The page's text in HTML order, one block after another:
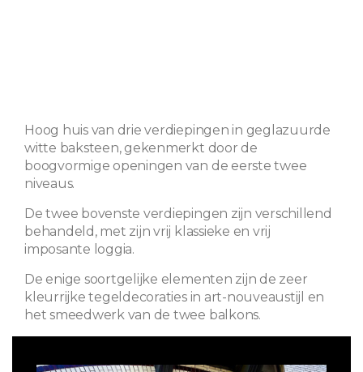
Hoog huis van drie verdiepingen in geglazuurde
witte baksteen, gekenmerkt door de
boogvormige openingen van de eerste twee
niveaus.
De twee bovenste verdiepingen zijn verschillend
behandeld, met zijn vrij klassieke en vrij
imposante loggia.
De enige soortgelijke elementen zijn de zeer
kleurrijke tegeldecoraties in art-nouveaustijl en
het smeedwerk van de twee balkons.